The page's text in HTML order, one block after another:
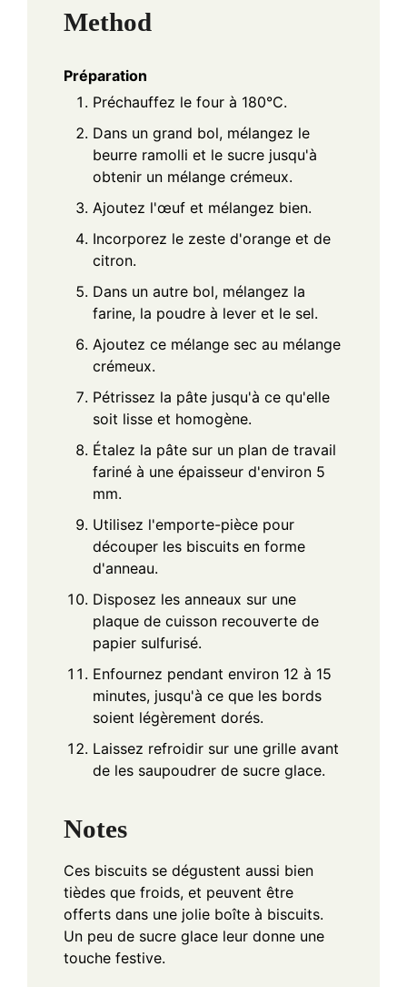
Method
Préparation
Préchauffez le four à 180°C.
Dans un grand bol, mélangez le
beurre ramolli et le sucre jusqu'à
obtenir un mélange crémeux.
Ajoutez l'œuf et mélangez bien.
Incorporez le zeste d'orange et de
citron.
Dans un autre bol, mélangez la
farine, la poudre à lever et le sel.
Ajoutez ce mélange sec au mélange
crémeux.
Pétrissez la pâte jusqu'à ce qu'elle
soit lisse et homogène.
Étalez la pâte sur un plan de travail
fariné à une épaisseur d'environ 5
mm.
Utilisez l'emporte-pièce pour
découper les biscuits en forme
d'anneau.
Disposez les anneaux sur une
plaque de cuisson recouverte de
papier sulfurisé.
Enfournez pendant environ 12 à 15
minutes, jusqu'à ce que les bords
soient légèrement dorés.
Laissez refroidir sur une grille avant
de les saupoudrer de sucre glace.
Notes
Ces biscuits se dégustent aussi bien
tièdes que froids, et peuvent être
offerts dans une jolie boîte à biscuits.
Un peu de sucre glace leur donne une
touche festive.